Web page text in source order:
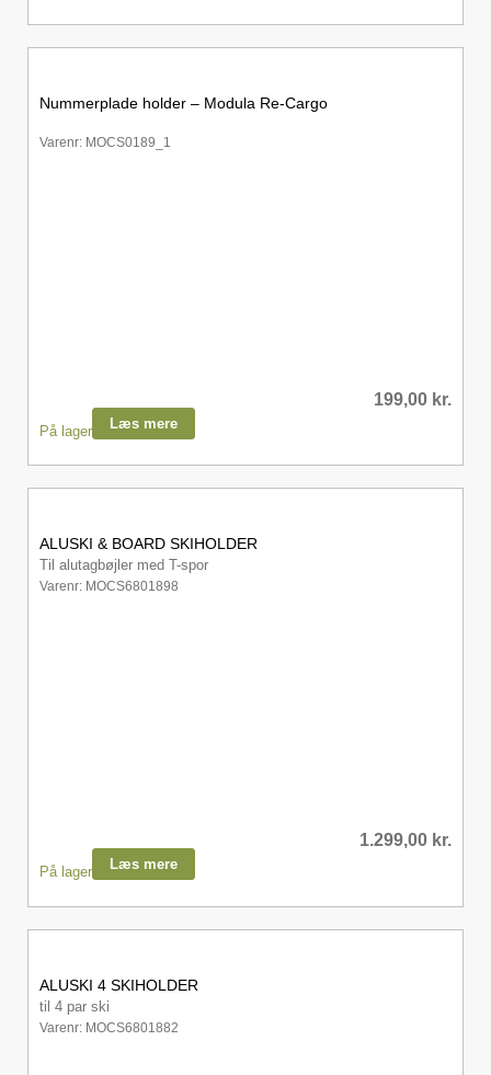
Nummerplade holder – Modula Re-Cargo
Varenr: MOCS0189_1
199,00 kr.
På lager Læs mere
ALUSKI & BOARD SKIHOLDER
Til alutagbøjler med T-spor
Varenr: MOCS6801898
1.299,00 kr.
På lager Læs mere
ALUSKI 4 SKIHOLDER
til 4 par ski
Varenr: MOCS6801882